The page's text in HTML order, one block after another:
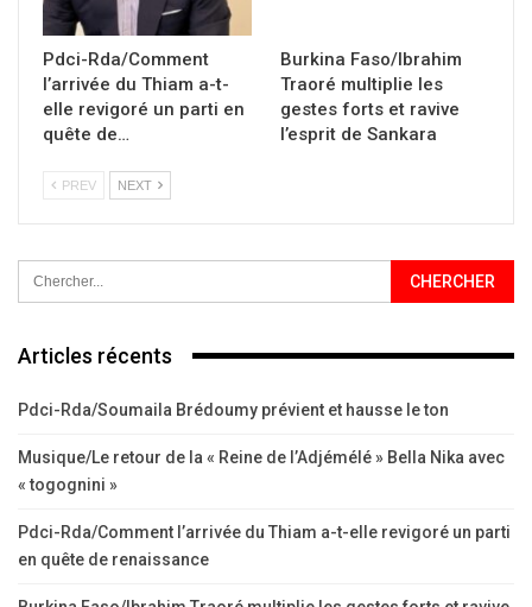
Pdci-Rda/Comment
l’arrivée du Thiam a-t-
elle revigoré un parti en
quête de…
Burkina Faso/Ibrahim
Traoré multiplie les
gestes forts et ravive
l’esprit de Sankara
PREV NEXT
Articles récents
Pdci-Rda/Soumaila Brédoumy prévient et hausse le ton
Musique/Le retour de la « Reine de l’Adjémélé » Bella Nika avec
« togognini »
Pdci-Rda/Comment l’arrivée du Thiam a-t-elle revigoré un parti
en quête de renaissance